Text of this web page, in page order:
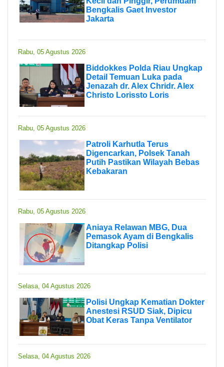
Bengkalis Gaet Investor
Jakarta
Rabu, 05 Agustus 2026
Biddokkes Polda Riau Ungkap
Detail Temuan Luka pada
Jenazah dr. Alex Chridr. Alex
Christo Lorissto Loris
Rabu, 05 Agustus 2026
Patroli Karhutla Terus
Digencarkan, Polsek Tanah
Putih Pastikan Wilayah Bebas
Kebakaran
Rabu, 05 Agustus 2026
Aniaya Relawan MBG, Dua
Pemasok Ayam di Bengkalis
Ditangkap Polisi
Selasa, 04 Agustus 2026
Polisi Ungkap Kematian Dokter
Anestesi RSUD Siak, Dipicu
Obat Keras Tanpa Ventilator
Selasa, 04 Agustus 2026